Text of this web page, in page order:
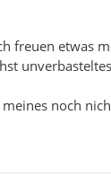
freuen etwas
noch